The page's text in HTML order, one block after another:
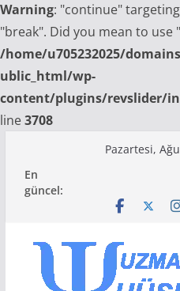
Warning: "continue"
"break". Did you mean to use
/home/u705232025/
ublic_html/wp-
content/plugins/revslider/
line3708
content
Pazartesi,
En
güncel: